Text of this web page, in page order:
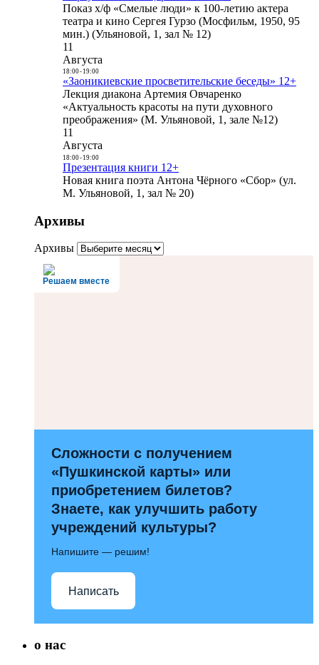
Показ х/ф «Смелые люди» к 100-летию актера
театра и кино Сергея Гурзо (Мосфильм, 1950, 95
мин.) (Ульяновой, 1, зал № 12)
11
Августа
18:00- 19:00
«Заоникиевские просветительские беседы» 12+
Лекция диакона Артемия Овчаренко
«Актуальность красоты на пути духовного
преображения» (М. Ульяновой, 1, зале №12)
11
Августа
18:00- 19:00
Презентация книги 12+
Новая книга поэта Антона Чёрного «Сбор» (ул.
М. Ульяновой, 1, зал № 20)
Архивы
Архивы
Решаем вместе
Сложности с получением
«Пушкинской карты» или
приобретением билетов?
Знаете, как улучшить работу
учреждений культуры?
Напишите — решим!
Написать
о нас